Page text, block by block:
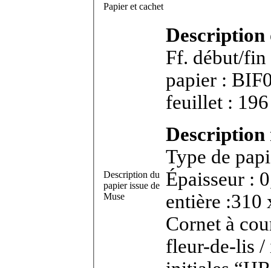
Papier et cachet
Description du
papier issue de
Muse
Ff. début/
papier : BIF042 . Bifeuillet in-4°.
feuillet :
Description
Type de
Épaisseur :
entière :310
Cornet à courroie
fleur-de-lis /